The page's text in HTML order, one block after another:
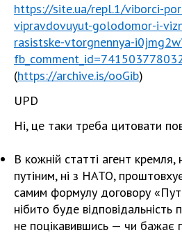
https://site.ua/repl.1/viborci-
vipravdovuyut-golodomor-i-
rasistske-vtorgnennya-
(https://archive.is/ooGib)
UPD
Ні, це таки треба цитовати
В кожній статті агент
путіним, ні з НАТО,
самим формулу договору
нібито буде
не поцікавившись — чи бажає